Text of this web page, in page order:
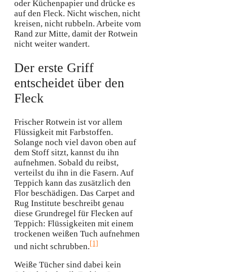
oder Küchenpapier und drücke es
auf den Fleck. Nicht wischen, nicht
kreisen, nicht rubbeln. Arbeite vom
Rand zur Mitte, damit der Rotwein
nicht weiter wandert.
Der erste Griff
entscheidet über den
Fleck
Frischer Rotwein ist vor allem
Flüssigkeit mit Farbstoffen.
Solange noch viel davon oben auf
dem Stoff sitzt, kannst du ihn
aufnehmen. Sobald du reibst,
verteilst du ihn in die Fasern. Auf
Teppich kann das zusätzlich den
Flor beschädigen. Das Carpet and
Rug Institute beschreibt genau
diese Grundregel für Flecken auf
Teppich: Flüssigkeiten mit einem
trockenen weißen Tuch aufnehmen
und nicht schrubben.[1]
Weiße Tücher sind dabei kein